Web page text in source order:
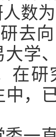
数
去
学
在
中，